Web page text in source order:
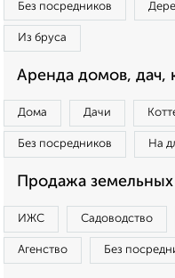
Без посредников
Из бруса
Аренда домов, дач,
Дома Дачи
Без посредников На
Продажа земельных
ИЖС Садоводство
Агенство Без